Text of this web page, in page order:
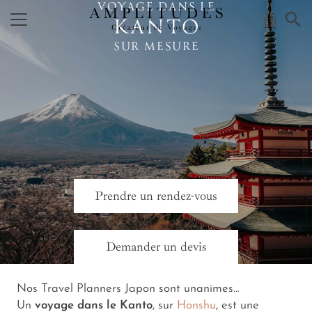
× VOYAGE DANS LE
KANTO
SUR MESURE
Prendre un rendez-vous
Demander un devis
Nos Travel Planners Japon sont unanimes…
Un voyage dans le Kanto, sur Honshu, est une